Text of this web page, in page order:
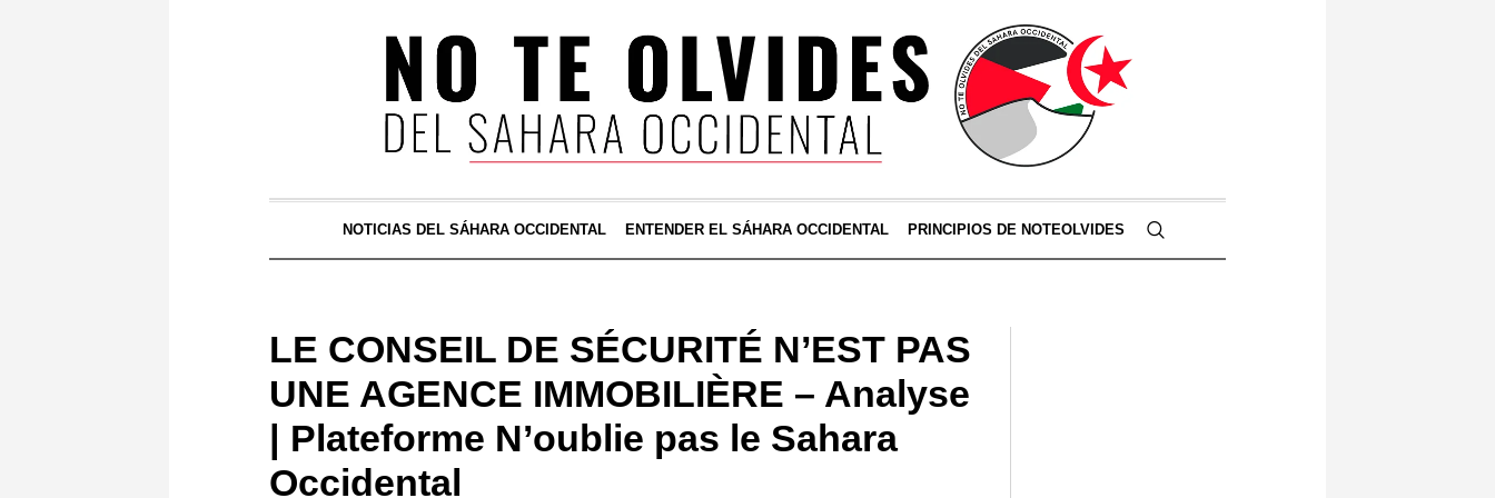
NOTICIAS DEL SÁHARA OCCIDENTAL ENTENDER EL SÁHARA OCCIDENTAL PRINCIPIOS DE NOTEOLVIDES
LE CONSEIL DE SÉCURITÉ N’EST PAS
UNE AGENCE IMMOBILIÈRE – Analyse
| Plateforme N’oublie pas le Sahara
Occidental